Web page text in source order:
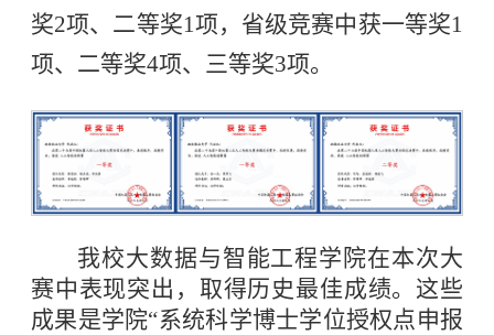
奖2项、二等奖1项，省级竞赛中获一等奖1
项、二等奖4项、三等奖3项。
我校大数据与智能工程学院在本次大
赛中表现突出，取得历史最佳成绩。这些
成果是学院“系统科学博士学位授权点申报